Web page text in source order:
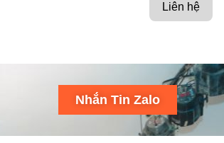
Liên hệ
Nhắn Tin Zalo